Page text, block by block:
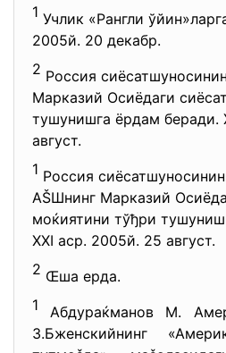
1 Учлик «Рангли
2005й. 20 декабр.
2 Россия
Марказий Осиёдаги
тушунишга ёрдам беради.
август.
1 Россия
АŠШнинг Марказий
моќиятини тўђри
XXI аср. 2005й. 25 август.
2 Œша ерда.
1 Абдураќманов М.
З.Бженскийнинг